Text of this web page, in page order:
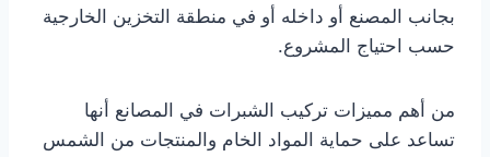
بجانب المصنع أو داخله أو في منطقة التخزين الخارجية
حسب احتياج المشروع.
من أهم مميزات تركيب الشبرات في المصانع أنها
تساعد على حماية المواد الخام والمنتجات من الشمس